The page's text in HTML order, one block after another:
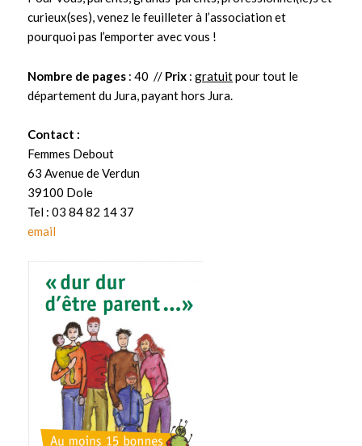
curieux(ses), venez le feuilleter à l’association et
pourquoi pas l’emporter avec vous !
Nombre de pages : 40 // Prix :gratuitpour tout le
département du Jura, payant hors Jura.
Contact :
Femmes Debout
63 Avenue de Verdun
39100 Dole
Tel : 03 84 82 14 37
email